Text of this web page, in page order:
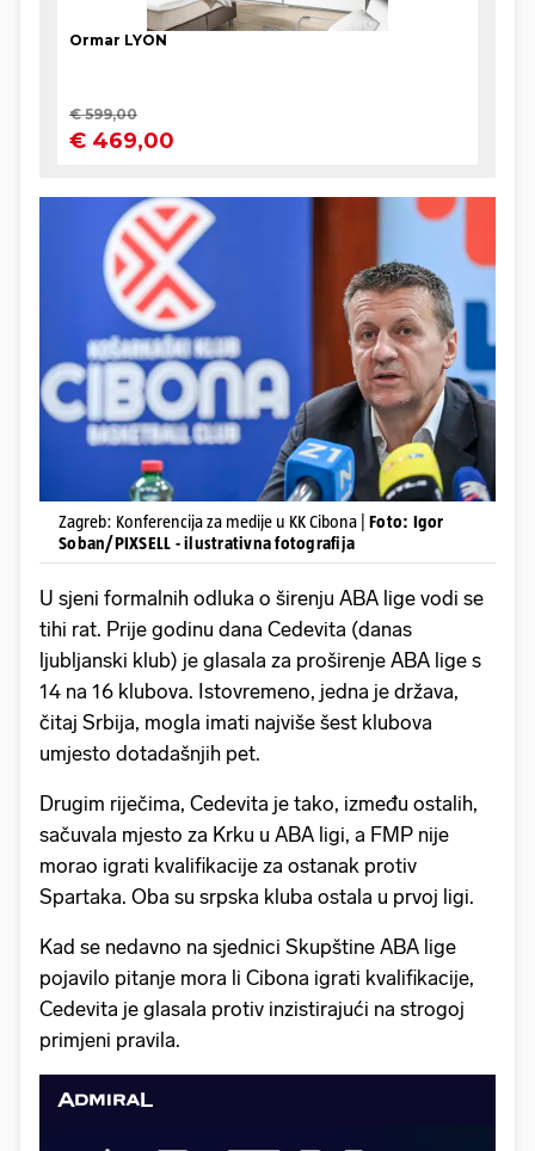
Zagreb: Konferencija za medije u KK Cibona | Foto: Igor
Soban/PIXSELL - ilustrativna fotografija
U sjeni formalnih odluka o širenju ABA lige vodi se
tihi rat. Prije godinu dana Cedevita (danas
ljubljanski klub) je glasala za proširenje ABA lige s
14 na 16 klubova. Istovremeno, jedna je država,
čitaj Srbija, mogla imati najviše šest klubova
umjesto dotadašnjih pet.
Drugim riječima, Cedevita je tako, između ostalih,
sačuvala mjesto za Krku u ABA ligi, a FMP nije
morao igrati kvalifikacije za ostanak protiv
Spartaka. Oba su srpska kluba ostala u prvoj ligi.
Kad se nedavno na sjednici Skupštine ABA lige
pojavilo pitanje mora li Cibona igrati kvalifikacije,
Cedevita je glasala protiv inzistirajući na strogoj
primjeni pravila.